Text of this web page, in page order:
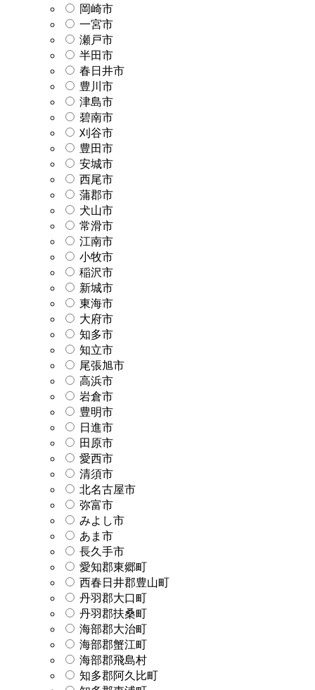
岡崎市
一宮市
瀬戸市
半田市
春日井市
豊川市
津島市
碧南市
刈谷市
豊田市
安城市
西尾市
蒲郡市
犬山市
常滑市
江南市
小牧市
稲沢市
新城市
東海市
大府市
知多市
知立市
尾張旭市
高浜市
岩倉市
豊明市
日進市
田原市
愛西市
清須市
北名古屋市
弥富市
みよし市
あま市
長久手市
愛知郡東郷町
西春日井郡豊山町
丹羽郡大口町
丹羽郡扶桑町
海部郡大治町
海部郡蟹江町
海部郡飛島村
知多郡阿久比町